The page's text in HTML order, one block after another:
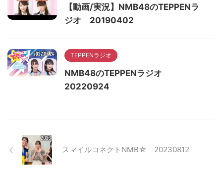
【動画/実況】NMB48のTEPPENラ
ジオ 20190402
TEPPENラジオ
NMB48のTEPPENラジオ
20220924
スマイルコネクトNMB☆ 20230812